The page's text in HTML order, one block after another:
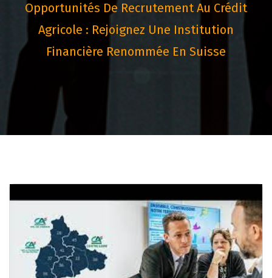
Opportunités De Recrutement Au Crédit
Agricole : Rejoignez Une Institution
Financière Renommée En Suisse